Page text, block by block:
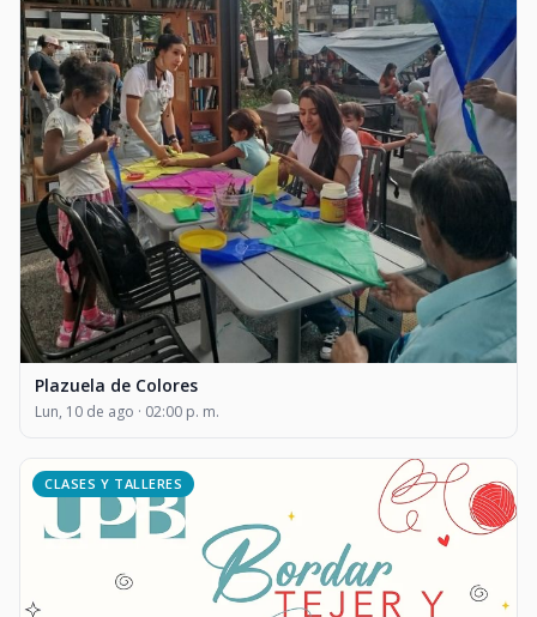
Plazuela de Colores
Lun, 10 de ago · 02:00 p. m.
CLASES Y TALLERES